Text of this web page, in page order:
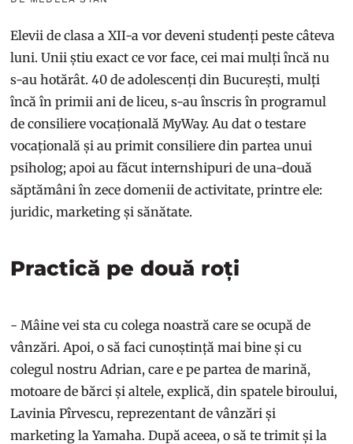
Elevii de clasa a XII-a vor deveni studenți peste câteva
luni. Unii știu exact ce vor face, cei mai mulți încă nu
s-au hotărât. 40 de adolescenți din București, mulți
încă în primii ani de liceu, s-au înscris în programul
de consiliere vocațională MyWay. Au dat o testare
vocațională și au primit consiliere din partea unui
psiholog; apoi au făcut internshipuri de una-două
săptămâni în zece domenii de activitate, printre ele:
juridic, marketing și sănătate.
Practică pe două roți
- Mâine vei sta cu colega noastră care se ocupă de
vânzări. Apoi, o să faci cunoștință mai bine și cu
colegul nostru Adrian, care e pe partea de marină,
motoare de bărci și altele, explică, din spatele biroului,
Lavinia Pîrvescu, reprezentant de vânzări și
marketing la Yamaha. După aceea, o să te trimit și la